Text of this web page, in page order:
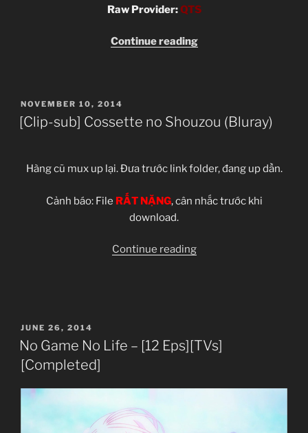
Raw Provider:QTS
Continue reading“The
720p]
POSTED
ON
NOVEMBER 10, 2014
[Clip-sub] Cossette no Shouzou (Bluray)
Hàng cũ mux up lại. Đưa trước link folder, đang up dần.
Cảnh báo: File RẤT NẶNG, cân nhắc trước khi
download.
Continue reading“[Clip-
POSTED
ON
JUNE 26, 2014
No Game No Life – [12 Eps][TVs]
[Completed]